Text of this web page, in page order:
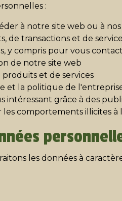
:
à notre site web ou à nos
de transactions et de
y compris pour vous
de notre site web
et de services
et la politique de
intéressant grâce à des
comportements illicites à
les données à